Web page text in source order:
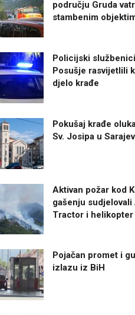
području Gruda
stambenim
Policijski
Posušje rasvijetlili
djelo krađe
Pokušaj krađe
Sv. Josipa u
Aktivan požar kod
gašenju sudjelovali
Tractor i helikopter
Pojačan promet i
izlazu iz BiH